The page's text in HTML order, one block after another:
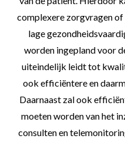
complexere zorgvragen
lage
worden ingepland voor
uiteindelijk leidt tot
ook efficiëntere en
Daarnaast zal ook
moeten worden van het
consulten en